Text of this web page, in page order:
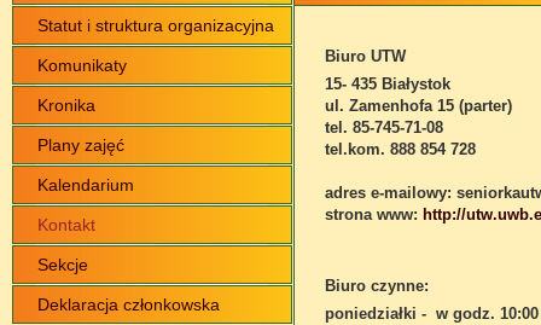
Statut i struktura organizacyjna
Komunikaty
Kronika
Plany zajęć
Kalendarium
Kontakt
Sekcje
Deklaracja członkowska
Biuro UTW
15- 435 Białystok
ul. Zamenhofa 15 (parter)
tel. 85-745-71-08
tel.kom. 888 854 728
adres e-mailowy:
strona www: http://
Biuro czynne:
poniedziałki - w godz.